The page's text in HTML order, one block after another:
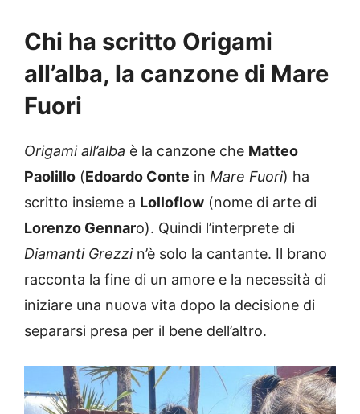
Chi ha scritto Origami
all’alba, la canzone di Mare
Fuori
Origami all’alba è la canzone che Matteo
Paolillo (Edoardo Conte in Mare Fuori) ha
scritto insieme a Lolloflow (nome di arte di
Lorenzo Gennaro). Quindi l’interprete di
Diamanti Grezzin’è solo la cantante. Il brano
racconta la fine di un amore e la necessità di
iniziare una nuova vita dopo la decisione di
separarsi presa per il bene dell’altro.